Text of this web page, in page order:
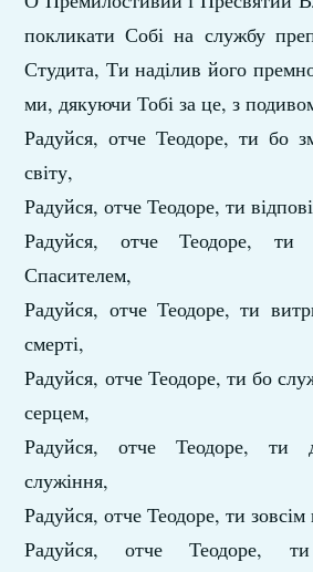
покликати Собі на службу
Студита, Ти наділив його
ми, дякуючи Тобі за це, з
Радуйся, отче Теодоре, ти бо
світу,
Радуйся, отче Теодоре, ти
Радуйся, отче Теодоре, ти
Спасителем,
Радуйся, отче Теодоре, ти
смерті,
Радуйся, отче Теодоре, ти бо
серцем,
Радуйся, отче Теодоре, ти
служіння,
Радуйся, отче Теодоре, ти зовсім
Радуйся, отче Теодоре,